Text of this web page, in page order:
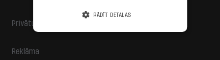
Privātuma politika
Reklāma
RĀDĪT DETAĻAS